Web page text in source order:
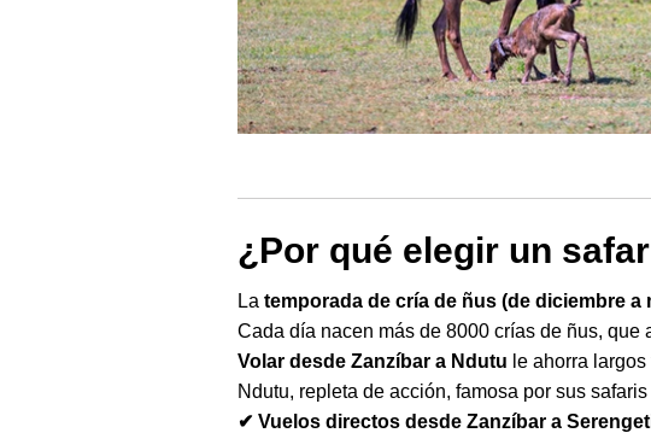
¿Por qué elegir un
La temporada de cría de ñus (de diciembre a
Cada día nacen más de 8000 crías de ñus,
Volar desde Zanzíbar a Ndutu le ahorra
Ndutu, repleta de acción, famosa por sus
✔ Vuelos directos desde Zanzíbar a